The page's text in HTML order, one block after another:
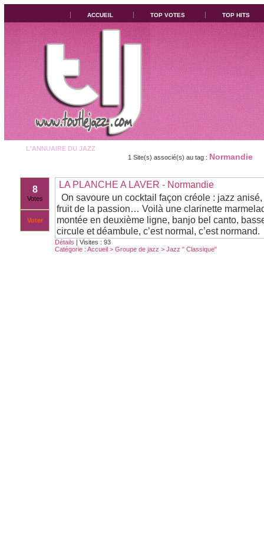
ACCUEIL TOP VOTES TOP HITS
L'ANNUAIRE DU JAZZ
1 Site(s) associé(s) au tag : Normandie
8
Votes
Voter
LA PLANCHE A LAVER - Normandie
On savoure un cocktail façon créole : jazz
fruit de la passion… Voilà une clarinette
montée en deuxième ligne, banjo bel canto,
circule et déambule, c’est normal, c’est normand.
Détails | Visites : 93
Catégorie : Accueil > Groupe de jazz > Jazz " Classique"